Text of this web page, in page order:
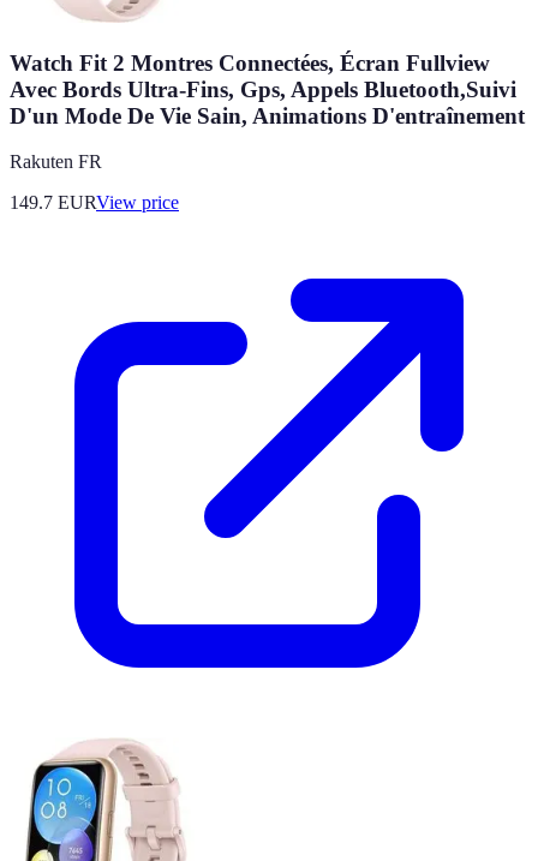
Watch Fit 2 Montres Connectées, Écran Fullview
Avec Bords Ultra-Fins, Gps, Appels Bluetooth,Suivi
D'un Mode De Vie Sain, Animations D'entraînement
Rakuten FR
149.7 EURView price